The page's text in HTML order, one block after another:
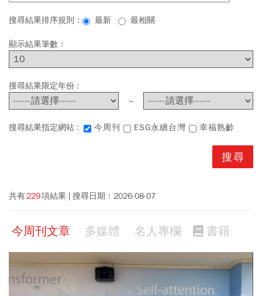
搜尋結果排序規則： 最新 最相關
顯示結果筆數：
搜尋結果限定年份 :
~
搜尋結果指定網站 : 今周刊 ESG永續台灣 幸福熟齡
共有229項結果 搜尋日期： 2026-08-07
今周刊文章 多媒體 名人專欄 書籍